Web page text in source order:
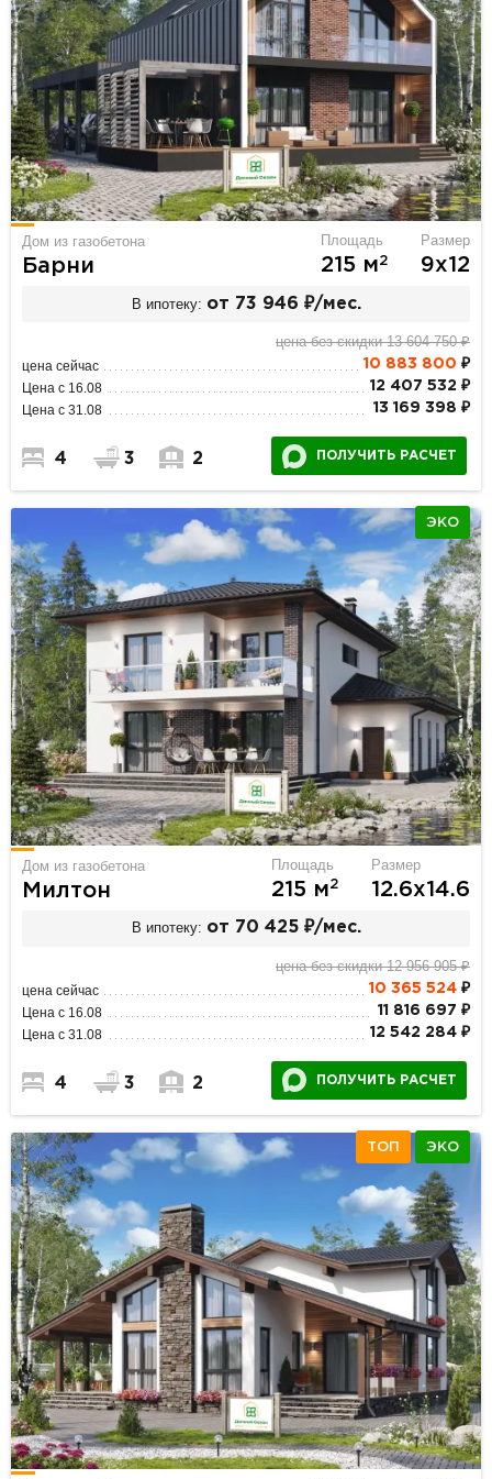
Дом из газобетона
Барни
Площадь
215 м2
Размер
9х12
В ипотеку: от 73 946 ₽/мес.
цена без скидки 13 604 750 ₽
цена сейчас 10 883 800 ₽
Цена с 16.08 12 407 532 ₽
Цена с 31.08 13 169 398 ₽
4 3 2 ПОЛУЧИТЬ РАСЧЕТ
ЭКО
Дом из газобетона
Милтон
Площадь
215 м2
Размер
12.6х14.6
В ипотеку: от 70 425 ₽/мес.
цена без скидки 12 956 905 ₽
цена сейчас 10 365 524₽
Цена с 16.08 11 816 697 ₽
Цена с 31.08 12 542 284 ₽
4 3 2 ПОЛУЧИТЬ РАСЧЕТ
ТОП ЭКО